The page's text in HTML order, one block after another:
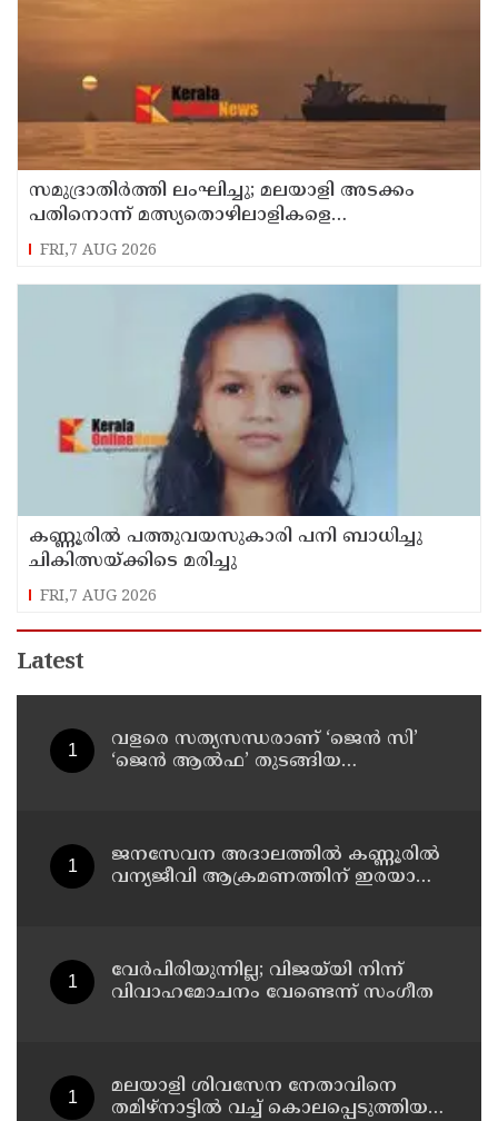
സമുദ്രാതിർത്തി ലംഘിച്ചു; മലയാളി അടക്കം
പതിനൊന്ന് മത്സ്യതൊഴിലാളികളെ
കസ്റ്റഡിയിലെടുത്ത് ശ്രീലങ്കൻ നാവികസേന
FRI,7 AUG 2026
കണ്ണൂരിൽ പത്തുവയസുകാരി പനി ബാധിച്ചു
ചികിത്സയ്ക്കിടെ മരിച്ചു
FRI,7 AUG 2026
Latest
വളരെ സത്യസന്ധരാണ് ‘ജെൻ സി’
‘ജെൻ ആൽഫ’ തുടങ്ങിയ
ജനസേവന അദാലത്തിൽ കണ്ണൂരിൽ
വന്യജീവി ആക്രമണത്തിന് ഇരയായ
വേർപിരിയുന്നില്ല; വിജയ്‍യി നിന്ന്
വിവാഹമോചനം വേണ്ടെന്ന് സംഗീത
മലയാളി ശിവസേന നേതാവിനെ
തമിഴ്നാട്ടിൽ വച്ച് കൊലപ്പെടുത്തിയ